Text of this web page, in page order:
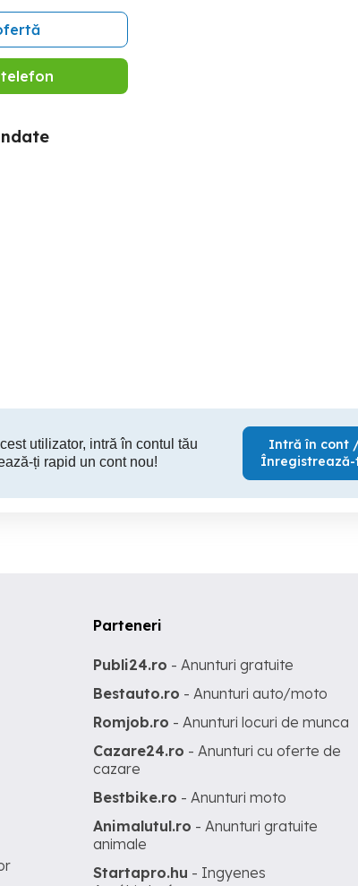
utilizator, intră în contul tău
ți rapid un cont nou!
Intră în cont
Înregistrează-
Parteneri
Publi24.ro - Anunturi gratuite
Bestauto.ro - Anunturi auto/moto
Romjob.ro - Anunturi locuri de munca
Cazare24.ro - Anunturi cu oferte de
cazare
Bestbike.ro - Anunturi moto
Animalutul.ro - Anunturi gratuite
animale
Startapro.hu - Ingyenes